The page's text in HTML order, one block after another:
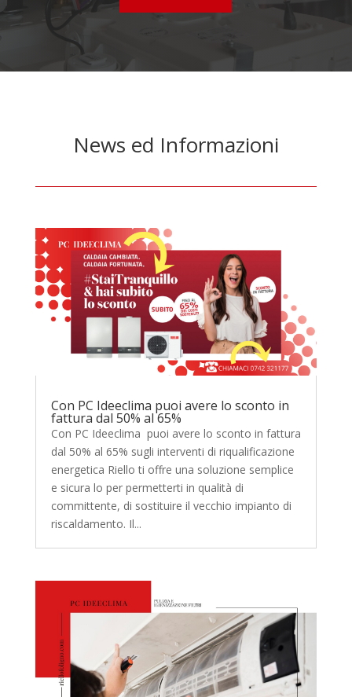
News ed Informazioni
Con PC Ideeclima puoi avere lo sconto in
fattura dal 50% al 65%
Con PC Ideeclima puoi avere lo sconto in fattura
dal 50% al 65% sugli interventi di riqualificazione
energetica Riello ti offre una soluzione semplice
e sicura lo per permetterti in qualità di
committente, di sostituire il vecchio impianto di
riscaldamento. Il...